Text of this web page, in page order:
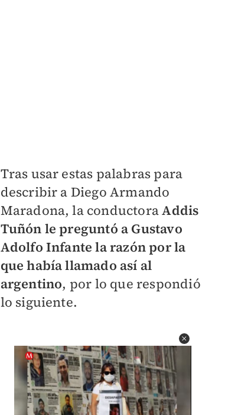
Tras usar estas palabras para
describir a Diego Armando
Maradona, la conductoraAddis
Tuñón le preguntó a Gustavo
Adolfo Infante la razón por la
que había llamado así al
argentino, por lo que respondió
lo siguiente.